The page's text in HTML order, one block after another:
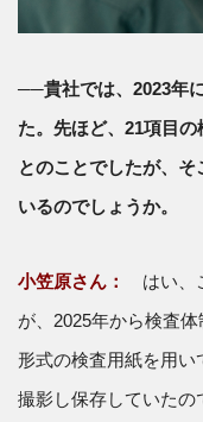
──貴社では、2023年
た。先ほど、21項目
とのことでしたが、
いるのでしょうか。
小笠原さん：
はい、
が、2025年から検査
形式の検査用紙を用い
撮影し保存していた